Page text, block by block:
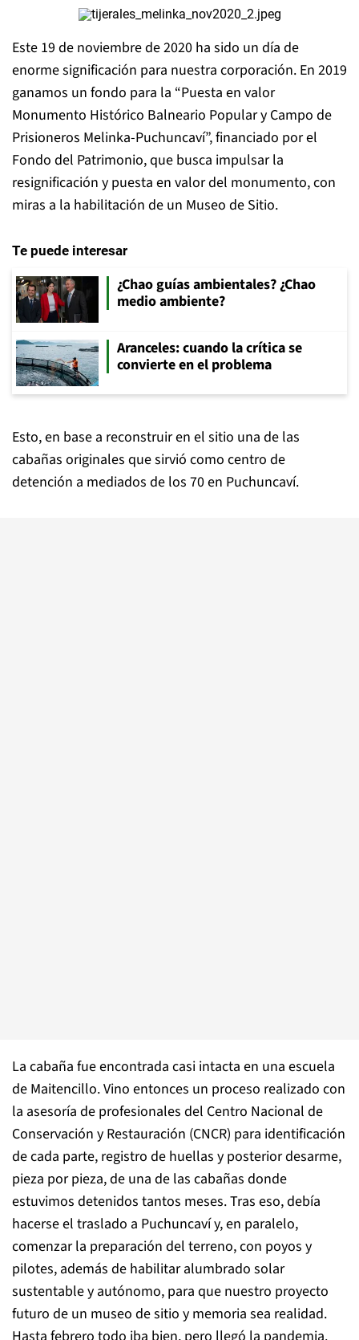
Este 19 de noviembre de 2020 ha sido un día de
enorme significación para nuestra corporación. En 2019
ganamos un fondo para la “Puesta en valor
Monumento Histórico Balneario Popular y Campo de
Prisioneros Melinka-Puchuncaví”, financiado por el
Fondo del Patrimonio, que busca impulsar la
resignificación y puesta en valor del monumento, con
miras a la habilitación de un Museo de Sitio.
Te puede interesar
¿Chao guías ambientales? ¿Chao
medio ambiente?
Aranceles: cuando la crítica se
convierte en el problema
Esto, en base a reconstruir en el sitio una de las
cabañas originales que sirvió como centro de
detención a mediados de los 70 en Puchuncaví.
La cabaña fue encontrada casi intacta en una escuela
de Maitencillo. Vino entonces un proceso realizado con
la asesoría de profesionales del Centro Nacional de
Conservación y Restauración (CNCR) para identificación
de cada parte, registro de huellas y posterior desarme,
pieza por pieza, de una de las cabañas donde
estuvimos detenidos tantos meses. Tras eso, debía
hacerse el traslado a Puchuncaví y, en paralelo,
comenzar la preparación del terreno, con poyos y
pilotes, además de habilitar alumbrado solar
sustentable y autónomo, para que nuestro proyecto
futuro de un museo de sitio y memoria sea realidad.